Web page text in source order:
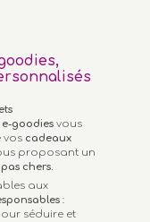
e-goodies vous
vos cadeaux
proposant un
pas chers.
aux
:
séduire et